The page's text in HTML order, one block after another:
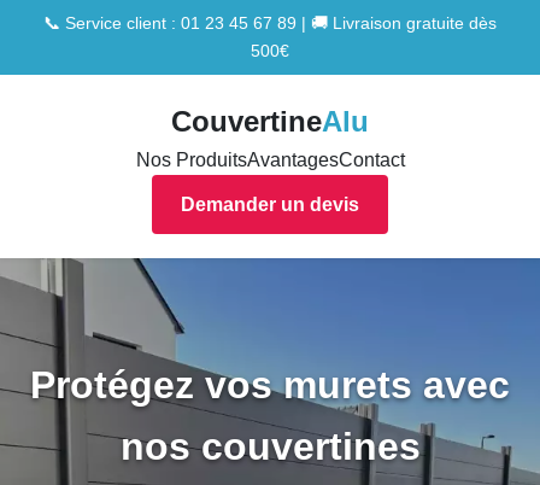
📞 Service client : 01 23 45 67 89 | 🚚 Livraison gratuite dès
500€
CouvertineAlu
Nos ProduitsAvantagesContact
Demander un devis
Protégez vos murets avec
nos couvertines